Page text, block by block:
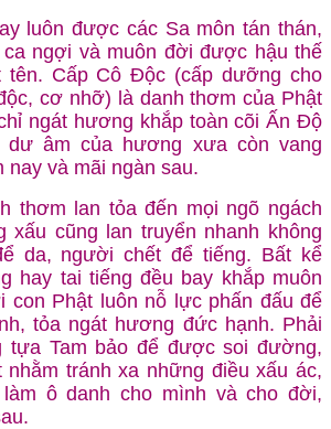
luôn được các Sa môn tán thán,
ngợi và muôn đời được hậu thế
tên. Cấp Cô Độc (cấp dưỡng cho
cơ nhỡ) là danh thơm của Phật
ngát hương khắp toàn cõi Ấn Độ
âm của hương xưa còn vang
nay và mãi ngàn sau.
thơm lan tỏa đến mọi ngõ ngách
xấu cũng lan truyển nhanh không
da, người chết để tiếng. Bất kể
hay tai tiếng đều bay khắp muôn
con Phật luôn nỗ lực phấn đấu để
tỏa ngát hương đức hạnh. Phải
tựa Tam bảo để được soi đường,
tránh xa những điều xấu ác,
làm ô danh cho mình và cho đời,